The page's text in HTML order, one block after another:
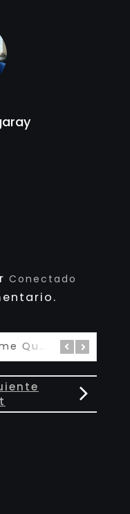
Conectado
Madame Queen Kintsugi – 私の女王